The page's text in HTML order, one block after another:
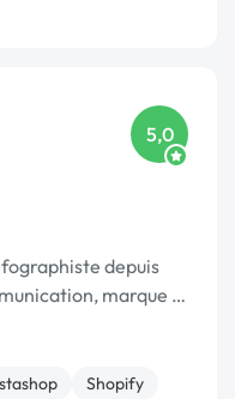
5,0
depuis
marque …
Shopify